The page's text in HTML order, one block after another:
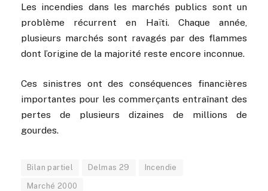
Les incendies dans les marchés publics sont un
problème récurrent en Haïti. Chaque année,
plusieurs marchés sont ravagés par des flammes
dont l’origine de la majorité reste encore inconnue.
Ces sinistres ont des conséquences financières
importantes pour les commerçants entraînant des
pertes de plusieurs dizaines de millions de
gourdes.
Bilan partiel Delmas 29 Incendie
Marché 2000